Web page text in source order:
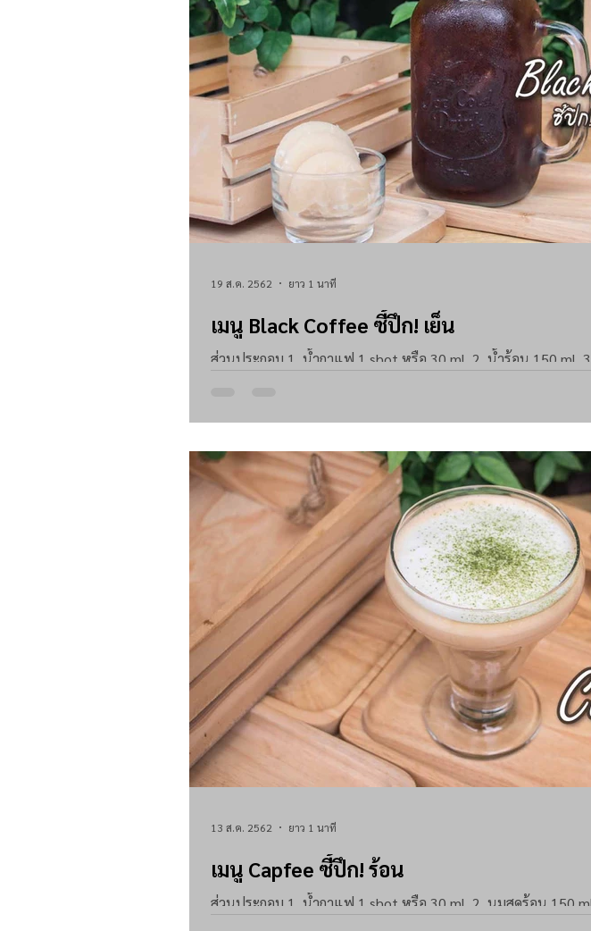
เมนู Black Coffee ซี้ปึก! เย็น
ส่วนประกอบ 1. น้ำกาแฟ 1 shot หรือ 30 ml. 2. น้ำร้อน 150 ml. 3. น้ำตาลปึก 25 กรัม หรือ 5 ช้อนชา -
19 ส.ค. 2562 ยาว 1 นาที
เมนู Capfee ซี้ปึก! ร้อน
13 ส.ค. 2562 ยาว 1 นาที